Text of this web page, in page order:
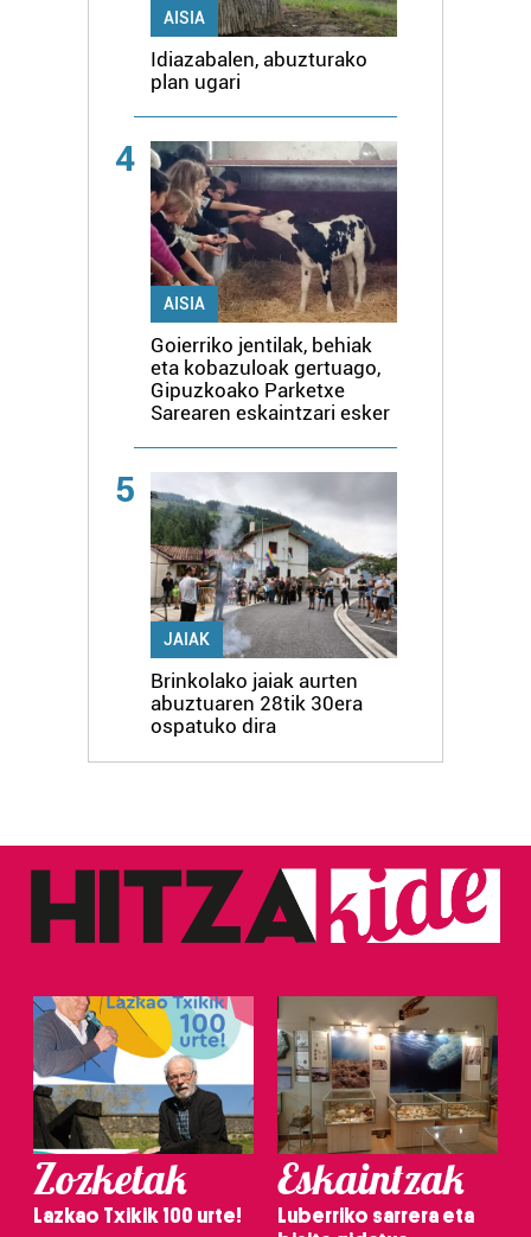
AISIA
Idiazabalen, abuzturako
plan ugari
4
AISIA
Goierriko jentilak, behiak
eta kobazuloak gertuago,
Gipuzkoako Parketxe
Sarearen eskaintzari esker
5
JAIAK
Brinkolako jaiak aurten
abuztuaren 28tik 30era
ospatuko dira
Zozketak
Lazkao Txikik 100 urte!
Eskaintzak
Luberriko sarrera eta